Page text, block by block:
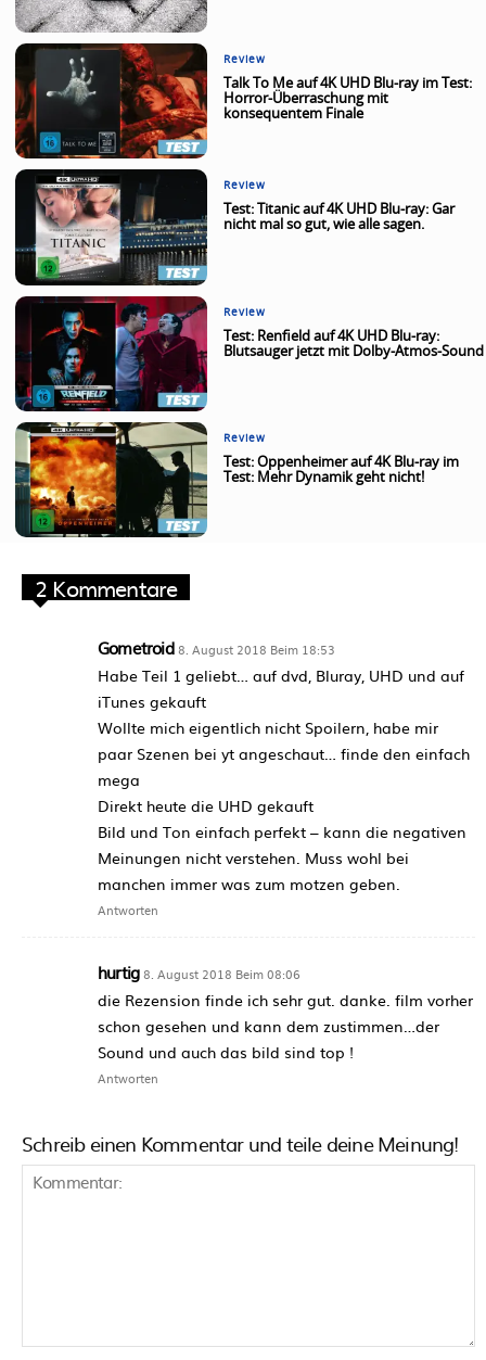
Review
Talk To Me auf 4K UHD Blu-ray im Test:
Horror-Überraschung mit
konsequentem Finale
Review
Test: Titanic auf 4K UHD Blu-ray: Gar
nicht mal so gut, wie alle sagen.
Review
Test: Renfield auf 4K UHD Blu-ray:
Blutsauger jetzt mit Dolby-Atmos-Sound
Review
Test: Oppenheimer auf 4K Blu-ray im
Test: Mehr Dynamik geht nicht!
2 Kommentare
Gometroid 8. August 2018 Beim 18:53
Habe Teil 1 geliebt… auf dvd, Bluray, UHD und auf
iTunes gekauft
Wollte mich eigentlich nicht Spoilern, habe mir
paar Szenen bei yt angeschaut… finde den einfach
mega
Direkt heute die UHD gekauft
Bild und Ton einfach perfekt – kann die negativen
Meinungen nicht verstehen. Muss wohl bei
manchen immer was zum motzen geben.
Antworten
hurtig 8. August 2018 Beim 08:06
die Rezension finde ich sehr gut. danke. film vorher
schon gesehen und kann dem zustimmen…der
Sound und auch das bild sind top !
Antworten
Schreib einen Kommentar und teile deine Meinung!